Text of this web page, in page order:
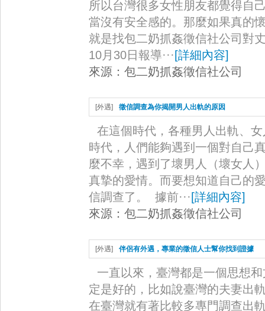
所以台灣很多女性朋友都覺得自
當沒有安全感的。那麼如果真的
就是找包二奶抓姦徵信社公司對
10月30日報導··· [詳細內容]
來源： 包二奶抓姦徵信社公司
[外遇] 徵信調查為你揭開男人出軌的原因
在這個時代，各種男人出軌、
時代，人們能夠遇到一個對自己
麼不幸，遇到了壞男人（壞女人
真摯的愛情。而要想知道自己的
信調查了。 據前··· [詳細內容]
來源： 包二奶抓姦徵信社公司
[外遇] 伴侶有外遇，專業的徵信人士幫你找到證據
一直以來，臺灣都是一個思想
定是好的，比如說臺灣的夫妻出
在臺灣就有著比較多專門調查出